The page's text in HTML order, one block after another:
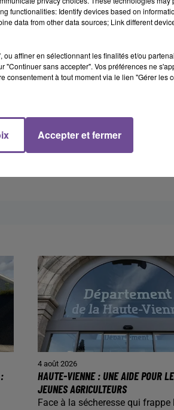
4 août 2026
HAUTE-VIENNE : UNE AIDE POUR
JEUNES AGRICULTEURS
Face à la sécheresse qui frappe
functionalities: Identify devices based on
data from other data sources; Link different
affiner en sélectionnant les finalités et/ou
"Continuer sans accepter". Vos préférences ne
consentement à tout moment via le lien "Gérer les
Accepter et fermer